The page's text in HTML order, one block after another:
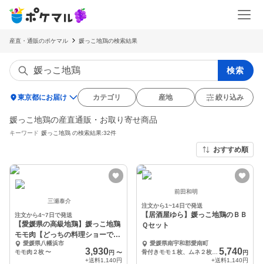
産直・通販のポケマル 媛っこ地鶏の検索結果
検索
location_on東京都にお届け カテゴリ 産地 絞り込み
媛っこ地鶏の産直通販・お取り寄せ商品
キーワード 媛っこ地鶏 の検索結果:32件
おすすめ順
三瀬泰介
注文から4~7日で発送
【愛媛県の高級地鶏】媛っこ地鶏
モモ肉【どっちの料理ショーで紹
介】愛媛県八幡浜市
モモ肉２枚〜 3,930円 〜
+送料1,140円
前田和明
注文から1~14日で発送
【居酒屋ゆら】媛っこ地鶏のＢＢ
Ｑセット
愛媛県南宇和郡愛南町
骨付きモモ１枚、ムネ２枚、ささみ２枚、手羽先２本、手羽元２本、串焼き１０本
5,740円
+送料1,140円